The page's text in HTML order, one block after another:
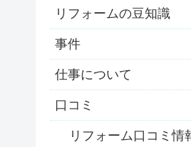
リフォームの豆知識
事件
仕事について
口コミ
リフォーム口コミ情